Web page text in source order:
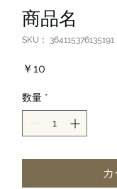
商品名
SKU： 364115376135191
￥10
数量 *